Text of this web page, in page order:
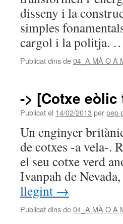
disseny i la
simples
cargol i la politja.
Publicat dins de04_A MÀ O A
-> [Cotxe
Publicat el 14/02/2013 perpep
Un enginyer
de cotxes -a vela-.
el seu cotxe verd
Ivanpah de
llegint →
Publicat dins de04_A MÀ O A